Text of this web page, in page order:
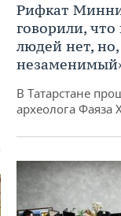
Рифкат
говорили,
людей нет,
В Татарстане
археолога Фаяза